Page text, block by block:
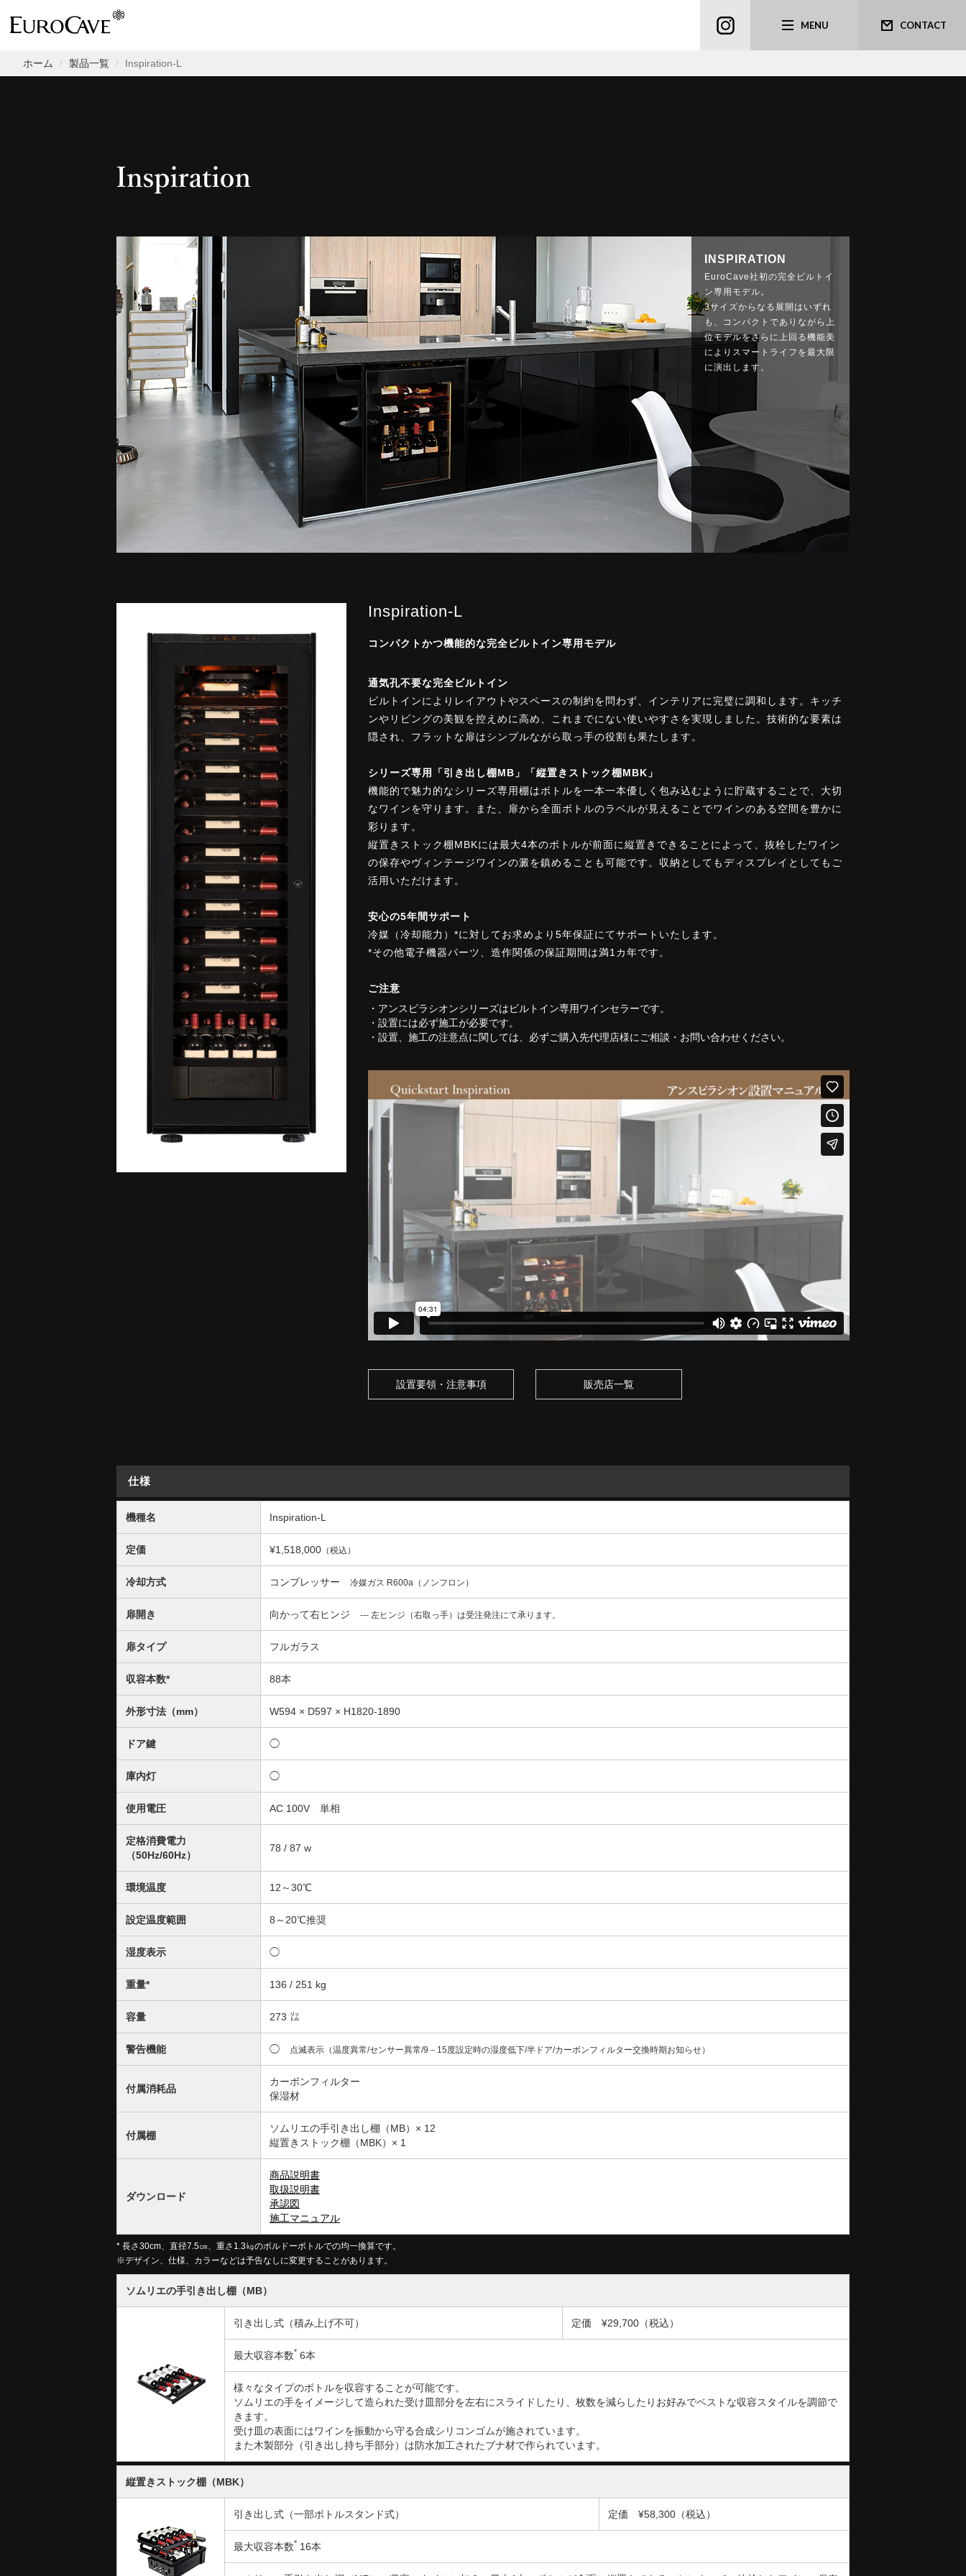
CONTACT
MENU
ホーム 製品一覧 Inspiration-L
INSPIRATION
EuroCave社初の完全ビルトイ
ン専用モデル。
3サイズからなる展開はいずれ
も、コンパクトでありながら上
位モデルをさらに上回る機能美
によりスマートライフを最大限
に演出します。
Inspiration-L
コンパクトかつ機能的な完全ビルトイン専用モデル
通気孔不要な完全ビルトイン
ビルトインによりレイアウトやスペースの制約を問わず、インテリアに完璧に調和します。キッチ
ンやリビングの美観を控えめに高め、これまでにない使いやすさを実現しました。技術的な要素は
隠され、フラットな扉はシンプルながら取っ手の役割も果たします。
シリーズ専用「引き出し棚MB」「縦置きストック棚MBK」
機能的で魅力的なシリーズ専用棚はボトルを一本一本優しく包み込むように貯蔵することで、大切
なワインを守ります。また、扉から全面ボトルのラベルが見えることでワインのある空間を豊かに
彩ります。
縦置きストック棚MBKには最大4本のボトルが前面に縦置きできることによって、抜栓したワイン
の保存やヴィンテージワインの澱を鎮めることも可能です。収納としてもディスプレイとしてもご
活用いただけます。
安心の5年間サポート
冷媒（冷却能力）*に対してお求めより5年保証にてサポートいたします。
*その他電子機器パーツ、造作関係の保証期間は満1カ年です。
ご注意
・アンスピラシオンシリーズはビルトイン専用ワインセラーです。
・設置には必ず施工が必要です。
・設置、施工の注意点に関しては、必ずご購入先代理店様にご相談・お問い合わせください。
設置要領・注意事項 販売店一覧
仕様
機種名 Inspiration-L
定価 ¥1,518,000 （税込）
冷却方式 コンプレッサー 冷媒ガス R600a（ノンフロン）
扉開き 向かって右ヒンジ --- 左ヒンジ（右取っ手）は受注発注にて承ります。
扉タイプ フルガラス
収容本数* 88本
外形寸法（mm） W594 × D597 × H1820-1890
ドア鍵 ◯
庫内灯 ◯
使用電圧 AC 100V 単相
定格消費電力
（50Hz/60Hz）
78 / 87 w
環境温度 12～30℃
設定温度範囲 8～20℃推奨
湿度表示 ◯
重量* 136 / 251 kg
容量 273 ㍑
警告機能 ◯ 点滅表示（温度異常/センサー異常/9－15度設定時の湿度低下/半ドア/カーボンフィルター交換時期お知らせ）
付属消耗品
カーボンフィルター
保湿材
付属棚
ソムリエの手引き出し棚（MB）× 12
縦置きストック棚（MBK）× 1
ダウンロード
商品説明書
取扱説明書
承認図
施工マニュアル
* 長さ30cm、直径7.5㎝、重さ1.3㎏のボルドーボトルでの均一換算です。
※デザイン、仕様、カラーなどは予告なしに変更することがあります。
ソムリエの手引き出し棚（MB）
引き出し式（積み上げ不可） 定価 ¥29,700（税込）
最大収容本数* 6本
様々なタイプのボトルを収容することが可能です。
ソムリエの手をイメージして造られた受け皿部分を左右にスライドしたり、枚数を減らしたりお好みでベストな収容スタイルを調節で
きます。
受け皿の表面にはワインを振動から守る合成シリコンゴムが施されています。
また木製部分（引き出し持ち手部分）は防水加工されたブナ材で作られています。
縦置きストック棚（MBK）
引き出し式（一部ボトルスタンド式） 定価 ¥58,300（税込）
最大収容本数* 16本